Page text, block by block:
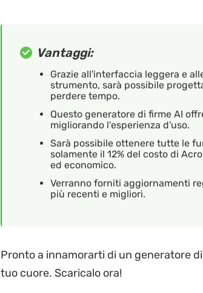
Vantaggi:
Grazie all'interfaccia leggera e
strumento, sarà possibile
perdere tempo.
Questo generatore di firme AI
migliorando l'esperienza d'uso.
Sarà possibile ottenere tutte le
solamente il 12% del costo di
ed economico.
Verranno forniti aggiornamenti
più recenti e migliori.
Pronto a innamorarti di un generatore
tuo cuore. Scaricalo ora!